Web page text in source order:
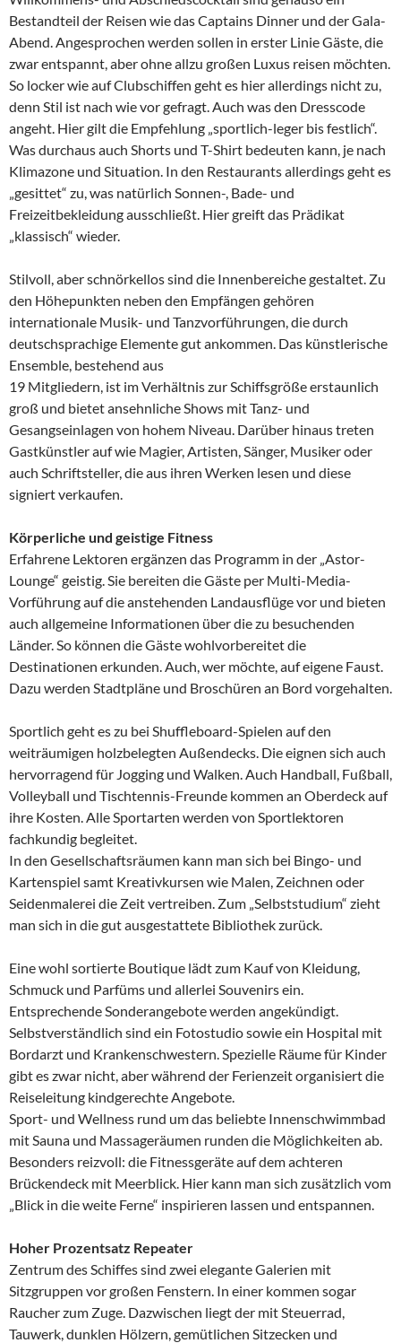
Bestandteil der Reisen wie das Captains Dinner und der Gala-
Abend. Angesprochen werden sollen in erster Linie Gäste, die
zwar entspannt, aber ohne allzu großen Luxus reisen möchten.
So locker wie auf Clubschiffen geht es hier allerdings nicht zu,
denn Stil ist nach wie vor gefragt. Auch was den Dresscode
angeht. Hier gilt die Empfehlung „sportlich-leger bis festlich“.
Was durchaus auch Shorts und T-Shirt bedeuten kann, je nach
Klimazone und Situation. In den Restaurants allerdings geht es
„gesittet“ zu, was natürlich Sonnen-, Bade- und
Freizeitbekleidung ausschließt. Hier greift das Prädikat
„klassisch“ wieder.
Stilvoll, aber schnörkellos sind die Innenbereiche gestaltet. Zu
den Höhepunkten neben den Empfängen gehören
internationale Musik- und Tanzvorführungen, die durch
deutschsprachige Elemente gut ankommen. Das künstlerische
Ensemble, bestehend aus
19 Mitgliedern, ist im Verhältnis zur Schiffsgröße erstaunlich
groß und bietet ansehnliche Shows mit Tanz- und
Gesangseinlagen von hohem Niveau. Darüber hinaus treten
Gastkünstler auf wie Magier, Artisten, Sänger, Musiker oder
auch Schriftsteller, die aus ihren Werken lesen und diese
signiert verkaufen.
Körperliche und geistige Fitness
Erfahrene Lektoren ergänzen das Programm in der „Astor-
Lounge“ geistig. Sie bereiten die Gäste per Multi-Media-
Vorführung auf die anstehenden Landausflüge vor und bieten
auch allgemeine Informationen über die zu besuchenden
Länder. So können die Gäste wohlvorbereitet die
Destinationen erkunden. Auch, wer möchte, auf eigene Faust.
Dazu werden Stadtpläne und Broschüren an Bord vorgehalten.
Sportlich geht es zu bei Shuffleboard-Spielen auf den
weiträumigen holzbelegten Außendecks. Die eignen sich auch
hervorragend für Jogging und Walken. Auch Handball, Fußball,
Volleyball und Tischtennis-Freunde kommen an Oberdeck auf
ihre Kosten. Alle Sportarten werden von Sportlektoren
fachkundig begleitet.
In den Gesellschaftsräumen kann man sich bei Bingo- und
Kartenspiel samt Kreativkursen wie Malen, Zeichnen oder
Seidenmalerei die Zeit vertreiben. Zum „Selbststudium“ zieht
man sich in die gut ausgestattete Bibliothek zurück.
Eine wohl sortierte Boutique lädt zum Kauf von Kleidung,
Schmuck und Parfüms und allerlei Souvenirs ein.
Entsprechende Sonderangebote werden angekündigt.
Selbstverständlich sind ein Fotostudio sowie ein Hospital mit
Bordarzt und Krankenschwestern. Spezielle Räume für Kinder
gibt es zwar nicht, aber während der Ferienzeit organisiert die
Reiseleitung kindgerechte Angebote.
Sport- und Wellness rund um das beliebte Innenschwimmbad
mit Sauna und Massageräumen runden die Möglichkeiten ab.
Besonders reizvoll: die Fitnessgeräte auf dem achteren
Brückendeck mit Meerblick. Hier kann man sich zusätzlich vom
„Blick in die weite Ferne“ inspirieren lassen und entspannen.
Hoher Prozentsatz Repeater
Zentrum des Schiffes sind zwei elegante Galerien mit
Sitzgruppen vor großen Fenstern. In einer kommen sogar
Raucher zum Zuge. Dazwischen liegt der mit Steuerrad,
Tauwerk, dunklen Hölzern, gemütlichen Sitzecken und